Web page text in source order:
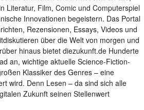
Literatur, Film, Comic und Computerspiel
Innovationen begeistern. Das Portal
Rezensionen, Essays, Videos und
über die Welt von morgen und
hinaus bietet diezukunft.de Hunderte
an, wichtige aktuelle Science-Fiction-
Klassiker des Genres – eine
wird. Denn Lesen – da sind sich alle
Zukunft seinen Stellenwert